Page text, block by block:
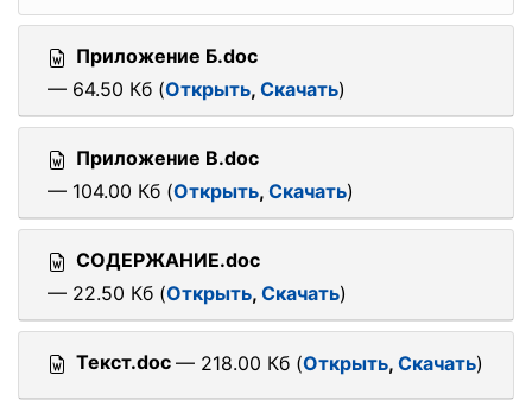
Приложение Б.doc
— 64.50 Кб (Открыть, Скачать)
Приложение В.doc
— 104.00 Кб (Открыть, Скачать)
СОДЕРЖАНИЕ.doc
— 22.50 Кб (Открыть, Скачать)
Текст.doc — 218.00 Кб (Открыть, Скачать)